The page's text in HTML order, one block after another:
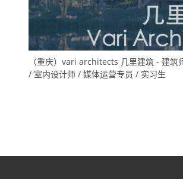
（重庆）vari architects 几里建筑 - 建筑
/ 室内设计师 / 媒体运营专员 / 实习生